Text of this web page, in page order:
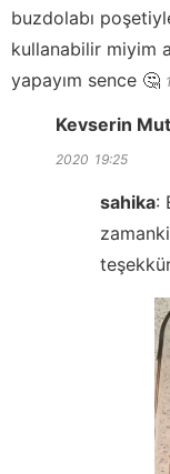
buzdolabı
kullanabilir miyim
yapayım sence 🤔
Kevserin
2020 19:25
sahika: